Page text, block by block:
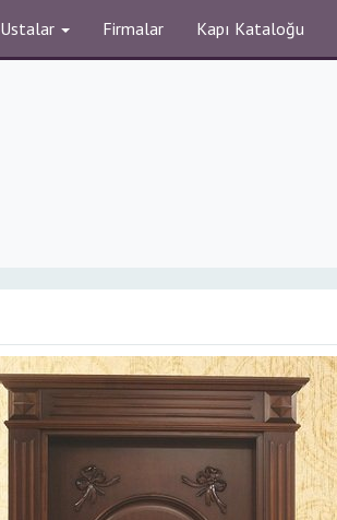
Ustalar Firmalar Kapı Kataloğu